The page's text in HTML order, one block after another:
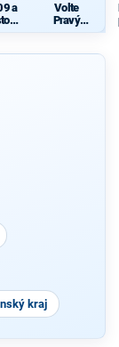
a
Volte
Pravý
Blok-
ODVOLAT.
kraj